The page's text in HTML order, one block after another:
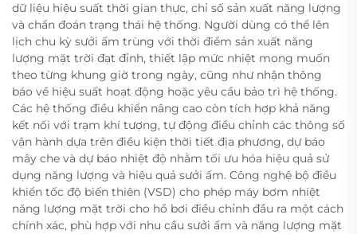
dữ liệu hiệu suất thời gian thực, chỉ số sản xuất năng lượng
và chẩn đoán trạng thái hệ thống. Người dùng có thể lên
lịch chu kỳ sưởi ấm trùng với thời điểm sản xuất năng
lượng mặt trời đạt đỉnh, thiết lập mức nhiệt mong muốn
theo từng khung giờ trong ngày, cũng như nhận thông
báo về hiệu suất hoạt động hoặc yêu cầu bảo trì hệ thống.
Các hệ thống điều khiển nâng cao còn tích hợp khả năng
kết nối với trạm khí tượng, tự động điều chỉnh các thông số
vận hành dựa trên điều kiện thời tiết địa phương, dự báo
mây che và dự báo nhiệt độ nhằm tối ưu hóa hiệu quả sử
dụng năng lượng và hiệu quả sưởi ấm. Công nghệ bộ điều
khiển tốc độ biến thiên (VSD) cho phép máy bơm nhiệt
năng lượng mặt trời cho hồ bơi điều chỉnh đầu ra một cách
chính xác, phù hợp với nhu cầu sưởi ấm và năng lượng mặt